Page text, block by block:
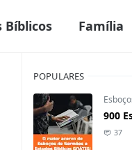
Bíblicos Família
POPULARES
900
37